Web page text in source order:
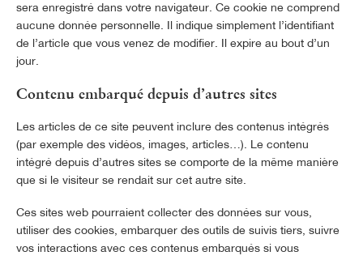
sera enregistré dans votre navigateur. Ce cookie ne comprend
aucune donnée personnelle. Il indique simplement l’identifiant
de l’article que vous venez de modifier. Il expire au bout d’un
jour.
Contenu embarqué depuis d’autres sites
Les articles de ce site peuvent inclure des contenus intégrés
(par exemple des vidéos, images, articles…). Le contenu
intégré depuis d’autres sites se comporte de la même manière
que si le visiteur se rendait sur cet autre site.
Ces sites web pourraient collecter des données sur vous,
utiliser des cookies, embarquer des outils de suivis tiers, suivre
vos interactions avec ces contenus embarqués si vous